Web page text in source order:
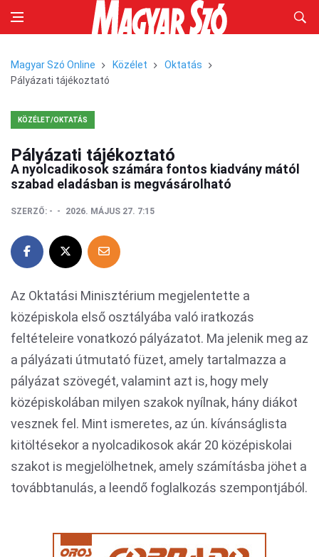
Magyar Szó Online Közélet
Oktatás
Pályázati tájékoztató
KÖZÉLET/OKTATÁS
Pályázati tájékoztató
A nyolcadikosok számára fontos kiadvány mától
szabad eladásban is megvásárolható
SZERZŐ: - 2026. MÁJUS 27. 7:15
Az Oktatási Minisztérium megjelentette a
középiskola első osztályába való iratkozás
feltételeire vonatkozó pályázatot. Ma jelenik meg az
a pályázati útmutató füzet, amely tartalmazza a
pályázat szövegét, valamint azt is, hogy mely
középiskolában milyen szakok nyílnak, hány diákot
vesznek fel. Mint ismeretes, az ún. kívánságlista
kitöltésekor a nyolcadikosok akár 20 középiskolai
szakot is megjelölhetnek, amely számításba jöhet a
továbbtanulás, a leendő foglalkozás szempontjából.